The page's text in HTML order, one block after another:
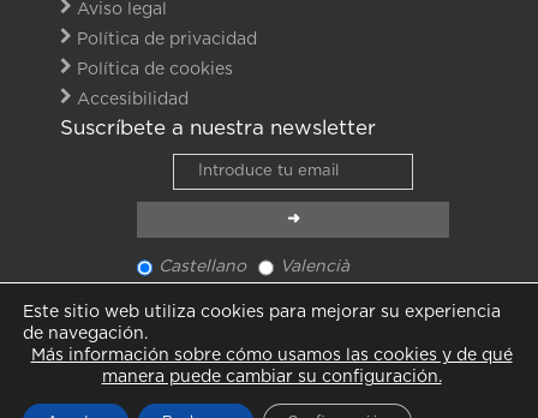
Aviso legal
Política de privacidad
Política de cookies
Accesibilidad
Suscríbete a nuestra newsletter
Castellano Valencià
Ver último newsletter
Este sitio web utiliza cookies para mejorar su experiencia
de navegación.
Más información sobre cómo usamos las cookies y de qué
manera puede cambiar su configuración.